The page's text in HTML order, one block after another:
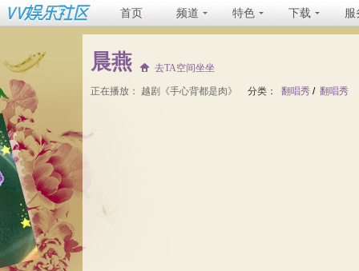
首页 频道 特色 下载 服
晨燕 去TA空间坐坐
正在播放： 越剧《手心背都是肉》 分类： 翻唱秀 / 翻唱秀